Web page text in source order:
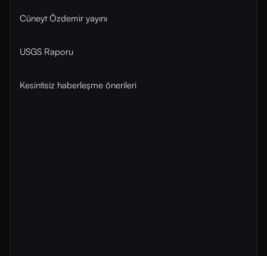
Cüneyt Özdemir yayını
USGS Raporu
Kesintisiz haberleşme önerileri